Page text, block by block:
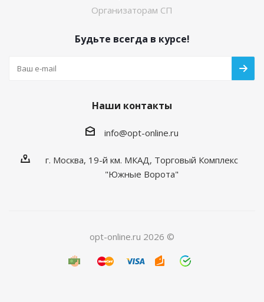
Организаторам СП
Будьте всегда в курсе!
Наши контакты
info@opt-online.ru
г. Москва, 19-й км. МКАД, Торговый Комплекс
"Южные Ворота"
opt-online.ru 2026 ©